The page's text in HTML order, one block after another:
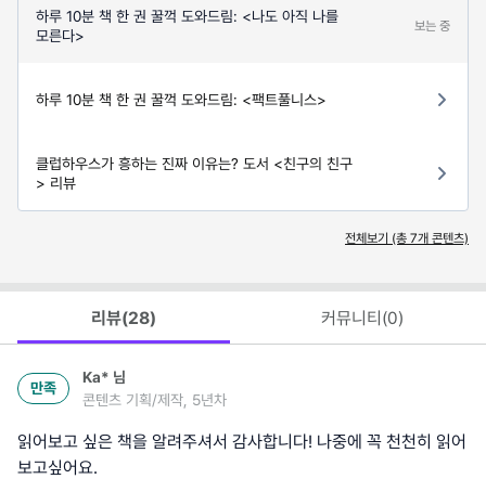
하루 10분 책 한 권 꿀꺽 도와드림: <나도 아직 나를
모른다>
보는 중
하루 10분 책 한 권 꿀꺽 도와드림: <팩트풀니스>
클럽하우스가 흥하는 진짜 이유는? 도서 <친구의 친구
> 리뷰
전체보기 (총 7개 콘텐츠)
리뷰(28) 커뮤니티(0)
만족
Ka* 님
콘텐츠 기획/제작, 5년차
읽어보고 싶은 책을 알려주셔서 감사합니다! 나중에 꼭 천천히 읽어
보고싶어요.